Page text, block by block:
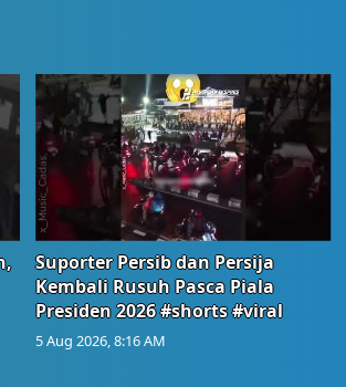
Suporter Persib dan Persija
Kembali Rusuh Pasca Piala
Presiden 2026 #shorts #viral
5 Aug 2026, 8:16 AM